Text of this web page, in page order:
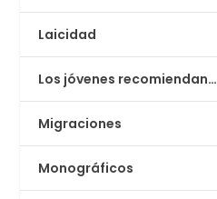
Laicidad
Los jóvenes recomiendan…
Migraciones
Monográficos